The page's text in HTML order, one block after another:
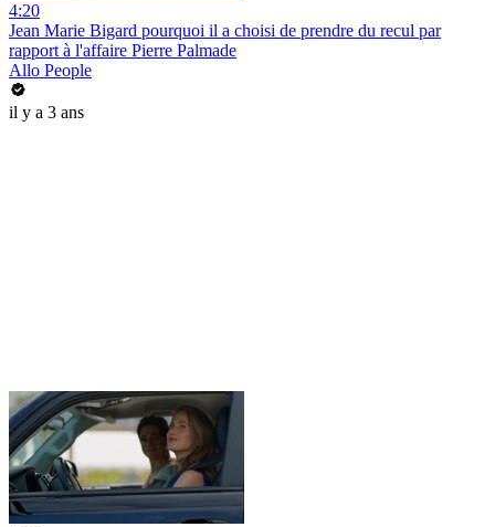
4:20
Jean Marie Bigard pourquoi il a choisi de prendre du recul par
rapport à l'affaire Pierre Palmade
Allo People
il y a 3 ans